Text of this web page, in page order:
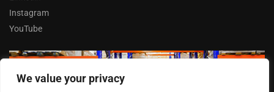
We value your privacy
Instagram
YouTube